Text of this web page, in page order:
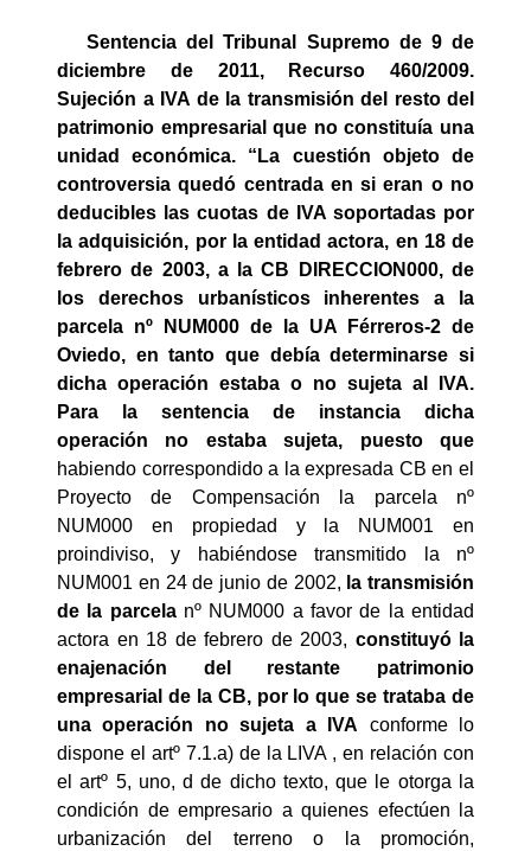
Sentencia del Tribunal Supremo de 9 de
diciembre de 2011, Recurso 460/2009.
Sujeción a IVA de la transmisión del resto del
patrimonio empresarial que no constituía una
unidad económica. “ La cuestión objeto de
controversia quedó centrada en si eran o no
deducibles las cuotas de IVA soportadas por
la adquisición, por la entidad actora, en 18 de
febrero de 2003, a la CB DIRECCION000, de
los derechos urbanísticos inherentes a la
parcela nº NUM000 de la UA Férreros-2 de
Oviedo, en tanto que debía determinarse si
dicha operación estaba o no sujeta al IVA.
Para la sentencia de instancia dicha
operación no estaba sujeta, puesto que
habiendo correspondido a la expresada CB en el
Proyecto de Compensación la parcela nº
NUM000 en propiedad y la NUM001 en
proindiviso, y habiéndose transmitido la nº
NUM001 en 24 de junio de 2002, la transmisión
de la parcela nº NUM000 a favor de la entidad
actora en 18 de febrero de 2003, constituyó la
enajenación del restante patrimonio
empresarial de la CB, por lo que se trataba de
una operación no sujeta a IVA conforme lo
dispone el artº 7.1.a) de la LIVA , en relación con
el artº 5, uno, d de dicho texto, que le otorga la
condición de empresario a quienes efectúen la
urbanización del terreno o la promoción,